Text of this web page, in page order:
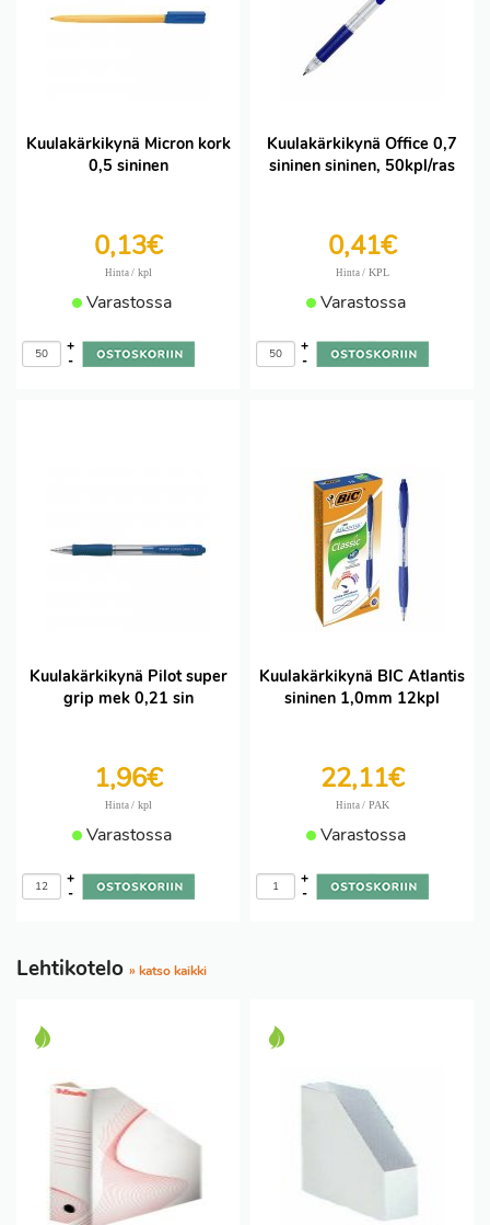
Kuulakärkikynä Micron kork
0,5 sininen
0,13€
Hinta / kpl
Varastossa
-
+
Kuulakärkikynä Office 0,7
sininen sininen, 50kpl/ras
0,41€
Hinta / KPL
Varastossa
-
+
Kuulakärkikynä Pilot super
grip mek 0,21 sin
1,96€
Hinta / kpl
Varastossa
-
+
Kuulakärkikynä BIC Atlantis
sininen 1,0mm 12kpl
22,11€
Hinta / PAK
Varastossa
-
+
Lehtikotelo » katso kaikki